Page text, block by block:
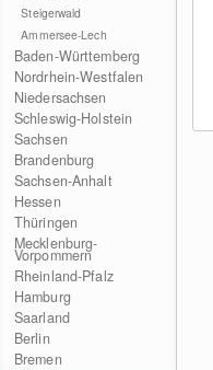
Steigerwald
Ammersee-Lech
Baden-Württemberg
Nordrhein-Westfalen
Niedersachsen
Schleswig-Holstein
Sachsen
Brandenburg
Sachsen-Anhalt
Hessen
Thüringen
Mecklenburg-
Vorpommern
Rheinland-Pfalz
Hamburg
Saarland
Berlin
Bremen